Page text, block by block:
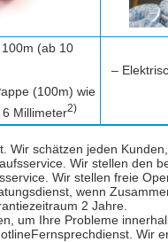
(ab 10
(100m) wie
Millimeter2)
–
Wir schätzen jeden
Wir stellen den
Wir stellen freie
wenn
2 Jahre.
um Ihre Probleme
Wir